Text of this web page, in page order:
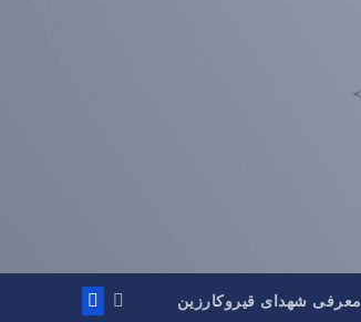
معرفی شهدای قیروکارزین